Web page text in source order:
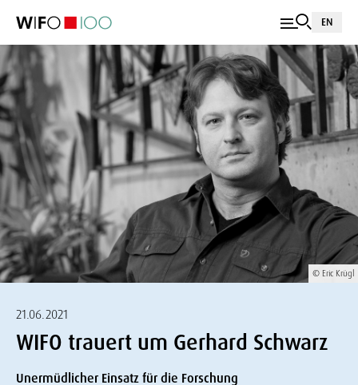
EN
© Eric Krügl
21.06.2021
WIFO trauert um Gerhard Schwarz
Unermüdlicher Einsatz für die Forschung